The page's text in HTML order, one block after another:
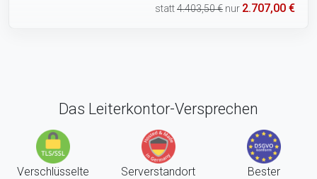
statt4.403,50 € nur 2.707,00 €
Das Leiterkontor-Versprechen
Verschlüsselte
Serverstandort
Bester